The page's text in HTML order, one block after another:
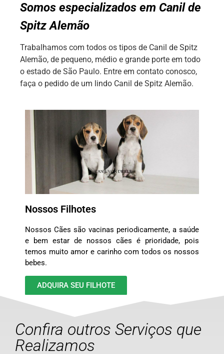
Somos especializados em Canil de
Spitz Alemão
Trabalhamos com todos os tipos de Canil de Spitz
Alemão, de pequeno, médio e grande porte em todo
o estado de São Paulo. Entre em contato conosco,
faça o pedido de um lindo Canil de Spitz Alemão.
Nossos Filhotes
Nossos Cães são vacinas periodicamente, a saúde
e bem estar de nossos cães é prioridade, pois
temos muito amor e carinho com todos os nossos
bebes.
ADQUIRA SEU FILHOTE
Confira outros Serviços que
Realizamos